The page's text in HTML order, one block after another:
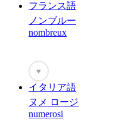
フランス語
ノンブルー
nombreux
♥
イタリア語
ヌメ ロージ
numerosi